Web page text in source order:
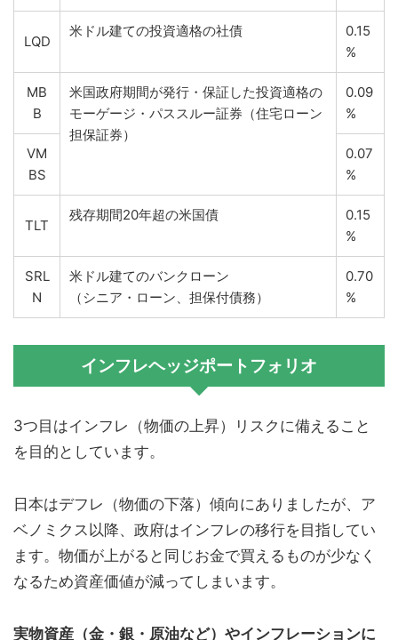
LQD
米ドル建ての投資適格の社債
0.15
%
MB
B
米国政府期間が発行・保証した投資適格の
モーゲージ・パススルー証券（住宅ローン
担保証券）
0.09
%
VM
BS
0.07
%
TLT
残存期間20年超の米国債
0.15
%
SRL
N
米ドル建てのバンクローン
（シニア・ローン、担保付債務）
0.70
%
インフレヘッジポートフォリオ
3つ目はインフレ（物価の上昇）リスクに備えること
を目的としています。
日本はデフレ（物価の下落）傾向にありましたが、ア
ベノミクス以降、政府はインフレの移行を目指してい
ます。物価が上がると同じお金で買えるものが少なく
なるため資産価値が減ってしまいます。
実物資産（金・銀・原油など）やインフレーションに